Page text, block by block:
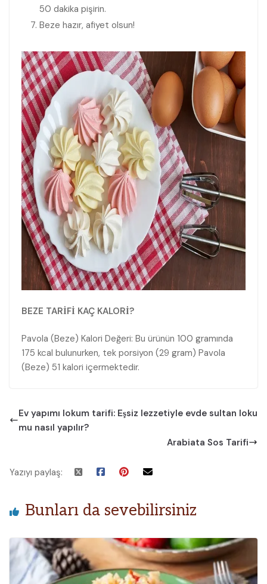
50 dakika pişirin.
Beze hazır, afiyet olsun!
BEZE TARİFİ KAÇ KALORİ?
Pavola (Beze) Kalori Değeri: Bu ürünün 100 gramında
175 kcal bulunurken, tek porsiyon (29 gram) Pavola
(Beze) 51 kalori içermektedir.
Ev yapımı lokum tarifi: Eşsiz lezzetiyle evde sultan loku
mu nasıl yapılır?
Arabiata Sos Tarifi
Yazıyı paylaş:
Bunları da sevebilirsiniz